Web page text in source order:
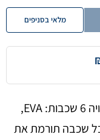
מלאי בסניפים
כפכפים אנטומים על סוליית שעם עשויה 6 שכבות: EVA,
שכבה תורמת את